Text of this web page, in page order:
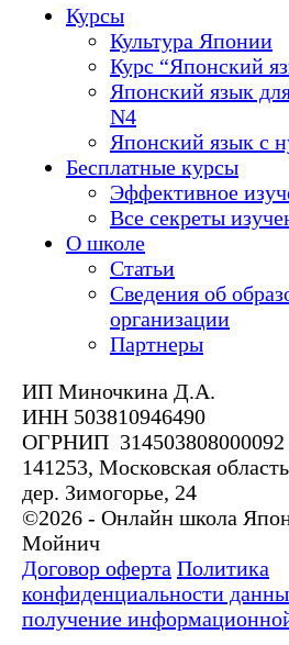
Курсы
Культура Японии
Курс “Японский
Японский язык
N4
Японский язык с
Бесплатные курсы
Эффективное
Все секреты
О школе
Статьи
Сведения об
организации
Партнеры
ИП Миночкина Д.А.
ИНН 503810946490
ОГРНИП 314503808000092
141253, Московская
дер. Зимогорье, 24
©2026 - Онлайн школа
Мойнич
Договор оферта Политика
конфиденциальности
получение